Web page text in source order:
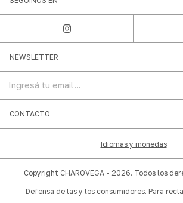
NEWSLETTER
CONTACTO
Idiomas y monedas
Copyright CHAROVEGA - 2026. Todos los
Defensa de las y los consumidores. Para